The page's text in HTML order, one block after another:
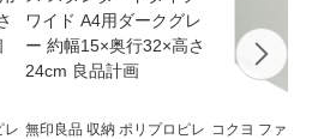
レ 無印良品 収納 ポリプロピレ コクヨ ファイ